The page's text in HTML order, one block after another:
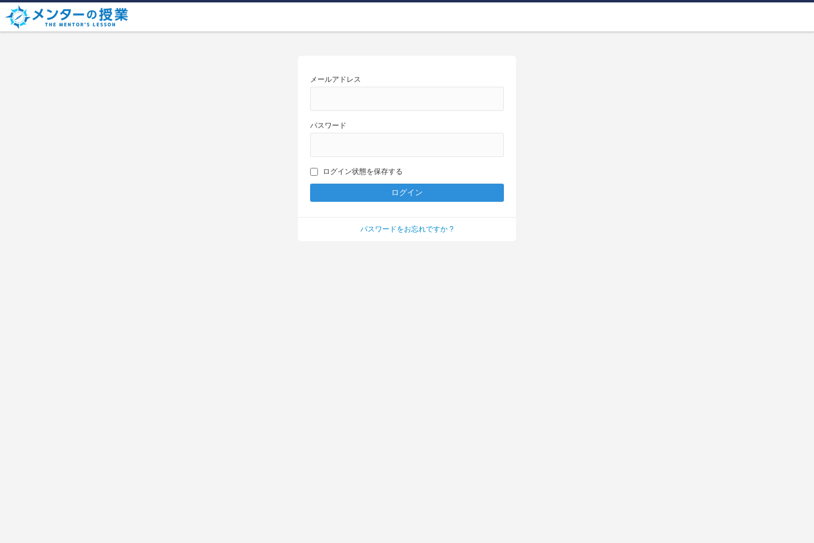
メールアドレス
パスワード
ログイン状態を保存する
パスワードをお忘れですか ?